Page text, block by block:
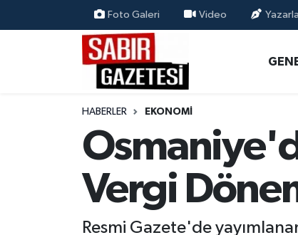
Foto Galeri Video
HABERLER EKONOMI
Vergi
Resmi Gazete'de
ÖZEL HABER
MAGAZİN
EKONOMİ
Osmaniye Nöbetçi Eczaneler
Osmaniye Hava Durumu
Osmaniye Trafik Yoğunluk Haritası
Süper Lig Puan Durumu ve Fikstür
Tüm Manşetler